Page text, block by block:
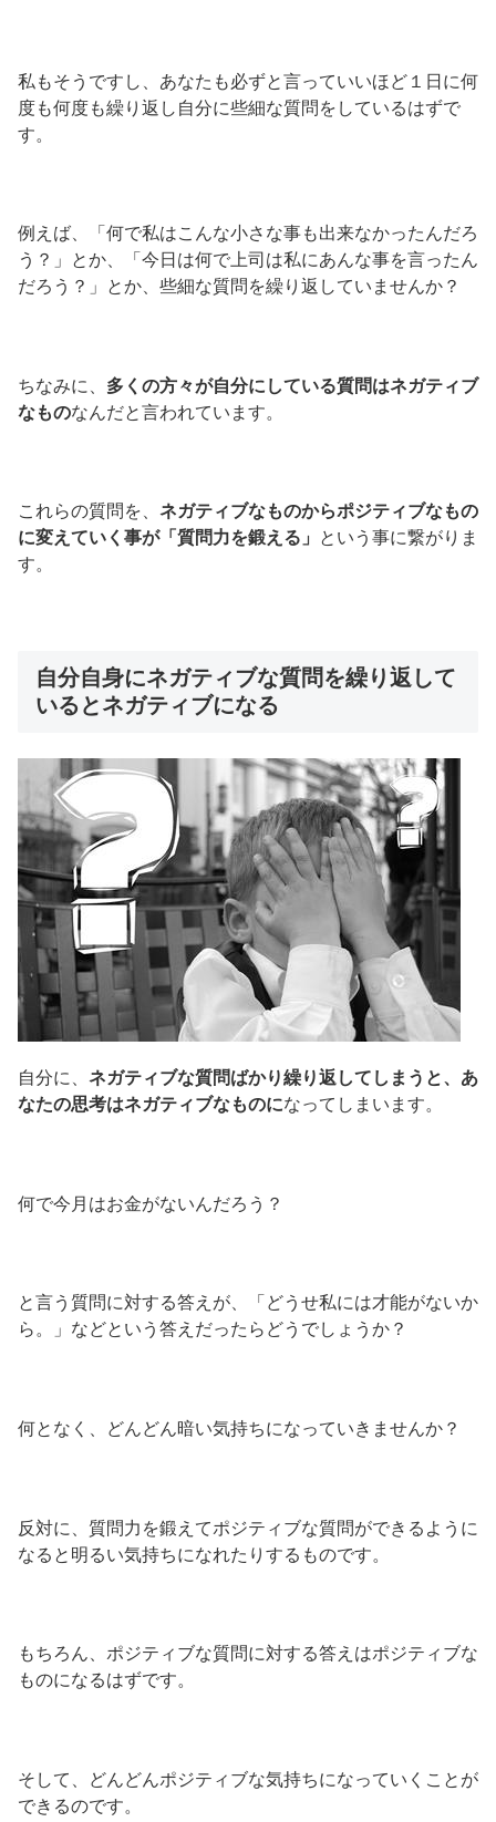
私もそうですし、あなたも必ずと言っていいほど１日に何
度も何度も繰り返し自分に些細な質問をしているはずで
す。
例えば、「何で私はこんな小さな事も出来なかったんだろ
う？」とか、「今日は何で上司は私にあんな事を言ったん
だろう？」とか、些細な質問を繰り返していませんか？
ちなみに、 多くの方々が自分にしている質問はネガティブ
なものなんだと言われています。
これらの質問を、 ネガティブなものからポジティブなもの
に変えていく事が「質問力を鍛える」
という事に繋がりま
す。
自分自身にネガティブな質問を繰り返して
いるとネガティブになる
自分に、 ネガティブな質問ばかり繰り返してしまうと、あ
なたの思考はネガティブなものになってしまいます。
何で今月はお金がないんだろう？
と言う質問に対する答えが、「どうせ私には才能がないか
ら。」などという答えだったらどうでしょうか？
何となく、どんどん暗い気持ちになっていきませんか？
反対に、質問力を鍛えてポジティブな質問ができるように
なると明るい気持ちになれたりするものです。
もちろん、ポジティブな質問に対する答えはポジティブな
ものになるはずです。
そして、どんどんポジティブな気持ちになっていくことが
できるのです。